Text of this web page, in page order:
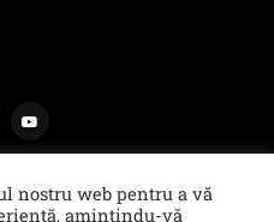
nostru web pentru a vă
amintindu-vă